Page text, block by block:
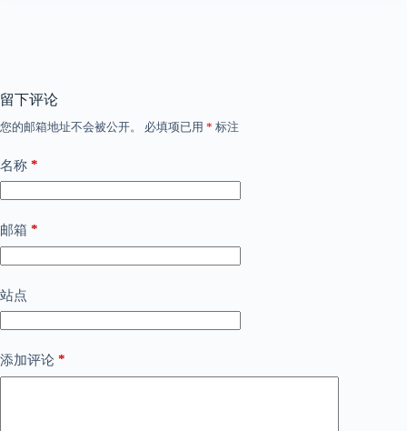
留下评论
您的邮箱地址不会被公开。 必填项已用 * 标注
名称 *
邮箱 *
站点
添加评论 *